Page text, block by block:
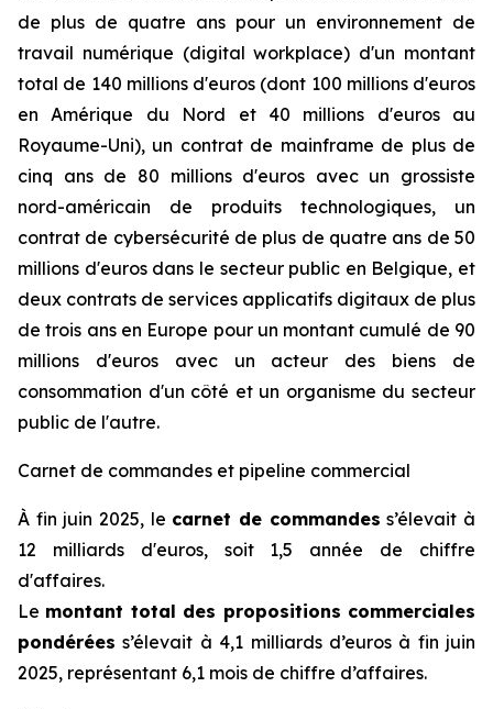
de plus de quatre ans pour un environnement de
travail numérique (digital workplace) d'un montant
total de 140 millions d'euros (dont 100 millions d'euros
en Amérique du Nord et 40 millions d'euros au
Royaume-Uni), un contrat de mainframe de plus de
cinq ans de 80 millions d'euros avec un grossiste
nord-américain de produits technologiques, un
contrat de cybersécurité de plus de quatre ans de 50
millions d'euros dans le secteur public en Belgique, et
deux contrats de services applicatifs digitaux de plus
de trois ans en Europe pour un montant cumulé de 90
millions d'euros avec un acteur des biens de
consommation d'un côté et un organisme du secteur
public de l'autre.
Carnet de commandes et pipeline commercial
À fin juin 2025, le carnet de commandes s’élevait à
12 milliards d'euros, soit 1,5 année de chiffre
d'affaires.
Le montant total des propositions commerciales
pondérées s’élevait à 4,1 milliards d’euros à fin juin
2025, représentant 6,1 mois de chiffre d’affaires.